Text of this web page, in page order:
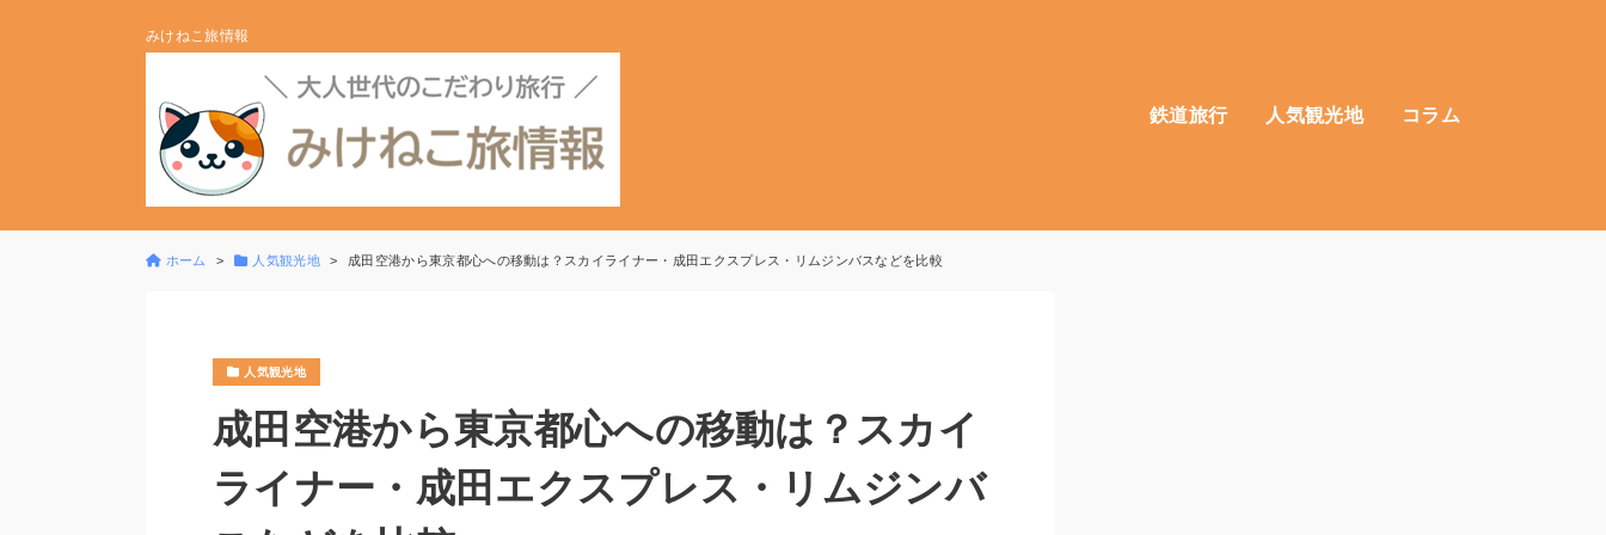
みけねこ旅情報
鉄道旅行 人気観光地 コラム
ホーム 人気観光地 成田空港から東京都心への移動は？スカイライナー・成田エクスプレス・リムジンバスなどを比較
人気観光地
成田空港から東京都心への移動は？スカイ
ライナー・成田エクスプレス・リムジンバ